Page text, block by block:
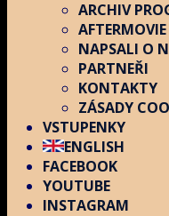
ARCHIV
AFTERMOVIE
NAPSALI O
PARTNEŘI
KONTAKTY
ZÁSADY
VSTUPENKY
ENGLISH
FACEBOOK
YOUTUBE
INSTAGRAM